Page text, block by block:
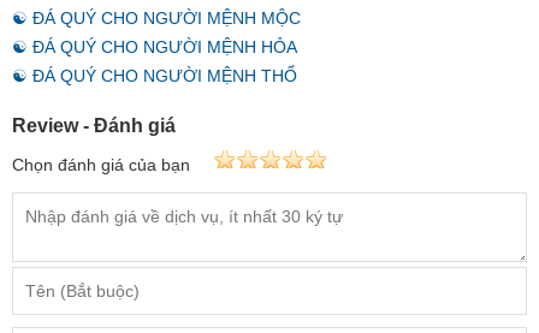
☯ ĐÁ QUÝ CHO NGƯỜI MỆNH MỘC
☯ ĐÁ QUÝ CHO NGƯỜI MỆNH HỎA
☯ ĐÁ QUÝ CHO NGƯỜI MỆNH THỔ
Review - Đánh giá
Chọn đánh giá của bạn